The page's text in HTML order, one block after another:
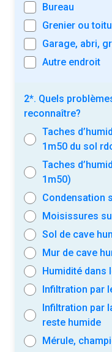
Bureau
Grenier ou
Garage, abri,
Autre endroit
2*. Quels
reconnaître?
Taches
1m50 du sol
Taches
1m50)
Condensation
Moisissures
Sol de cave
Mur de cave
Humidité dans
Infiltration par
Infiltration par
reste humide
Mérule,